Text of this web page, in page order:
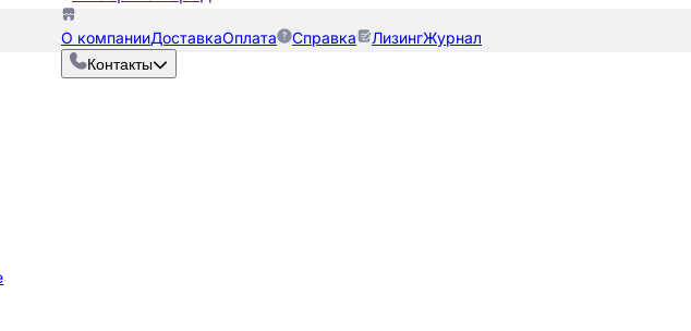
О компанииДоставкаОплата Справка ЛизингЖурнал
Контакты